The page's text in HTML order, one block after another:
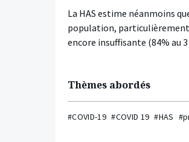
La HAS estime néanmoins
population, particulièrement
encore insuffisante (84% au
Thèmes abordés
#COVID-19 #COVID 19 #HAS